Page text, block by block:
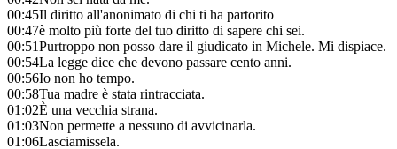
00:45Il diritto all'anonimato di chi ti ha partorito
00:47è molto più forte del tuo diritto di sapere chi sei.
00:51Purtroppo non posso dare il giudicato in Michele. Mi dispiace.
00:54La legge dice che devono passare cento anni.
00:56Io non ho tempo.
00:58Tua madre è stata rintracciata.
01:02È una vecchia strana.
01:03Non permette a nessuno di avvicinarla.
01:06Lasciamissela.